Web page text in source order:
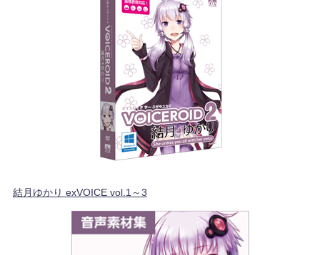
結月ゆかり exVOICE vol.1～3